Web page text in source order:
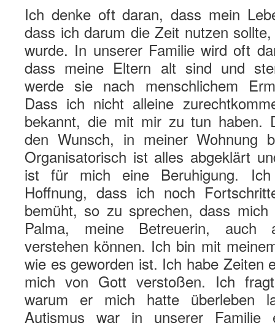
Ich denke oft daran, dass mein
dass ich darum die Zeit nutzen
wurde. In unserer Familie wird oft
dass meine Eltern alt sind und
werde sie nach menschlichem
Dass ich nicht alleine
bekannt, die mit mir zu tun haben.
den Wunsch, in meiner Wohnung
Organisatorisch ist alles abgeklärt
ist für mich eine Beruhigung.
Hoffnung, dass ich noch
bemüht, so zu sprechen, dass
Palma, meine Betreuerin, auch
verstehen können. Ich bin mit
wie es geworden ist. Ich habe Zeiten
mich von Gott verstoßen. Ich
warum er mich hatte überleben
Autismus war in unserer Familie